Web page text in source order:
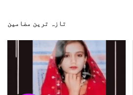
تازہ ترین مضامین